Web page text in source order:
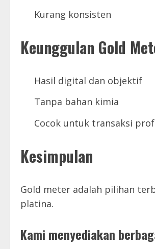
Kurang konsisten
Keunggulan Gold
Hasil digital dan objektif
Tanpa bahan kimia
Cocok untuk transaksi
Kesimpulan
Gold meter adalah pilihan
platina.
Kami menyediakan